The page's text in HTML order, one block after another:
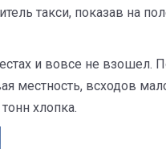
такси, показав на
и вовсе не взошел.
местность, всходов
хлопка.